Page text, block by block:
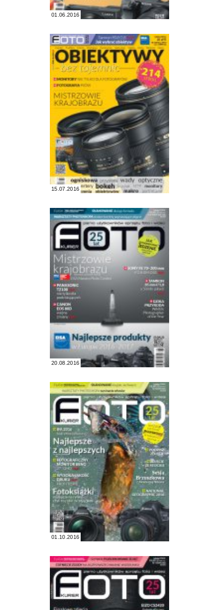
01.06.2016
15.07.2016
20.08.2016
01.10.2016